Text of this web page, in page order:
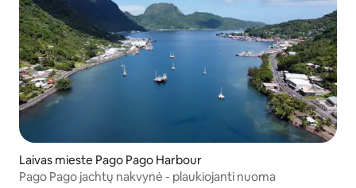
Laivas mieste Pago Pago Harbour
Pago Pago jachtų nakvynė - plaukiojanti nuoma